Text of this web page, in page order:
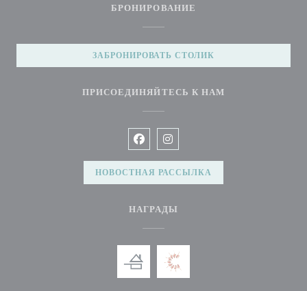
БРОНИРОВАНИЕ
ЗАБРОНИРОВАТЬ СТОЛИК
ПРИСОЕДИНЯЙТЕСЬ К НАМ
Facebook ((открывается в новом
Instagram ((открывается в
НОВОСТНАЯ РАССЫЛКА
НАГРАДЫ